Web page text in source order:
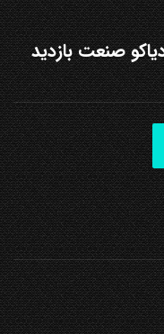
صنعت بازدید